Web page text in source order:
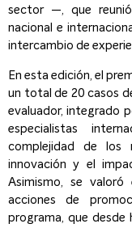
sector —, que
nacional e
intercambio de
En esta edición, el
un total de 20 casos
evaluador, integrado
especialistas
complejidad de los
innovación y el
Asimismo, se
acciones de
programa, que desde